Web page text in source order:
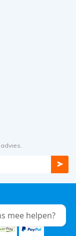
mee helpen?